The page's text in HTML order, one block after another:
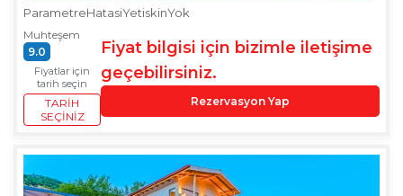
ParametreHatasiYetiskinYok
Muhteşem
9.0
Fiyatlar için
tarih seçin
TARIH
SEÇINIZ
Fiyat bilgisi için bizimle iletişime
geçebilirsiniz.
Rezervasyon Yap